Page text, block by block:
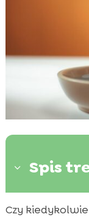
3 Spis
 Dlaczego
Czy